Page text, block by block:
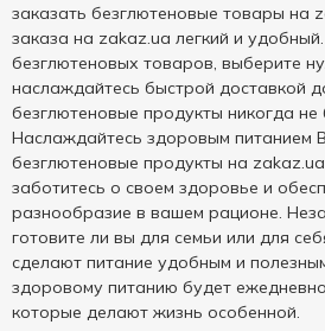
заказать безглютеновые товары на
заказа на zakaz.ua легкий и
безглютеновых товаров, выберите
наслаждайтесь быстрой доставкой
безглютеновые продукты никогда
Наслаждайтесь здоровым питанием
безглютеновые продукты на
заботитесь о своем здоровье и
разнообразие в вашем рационе.
готовите ли вы для семьи или для
сделают питание удобным и
здоровому питанию будет
которые делают жизнь особенной.